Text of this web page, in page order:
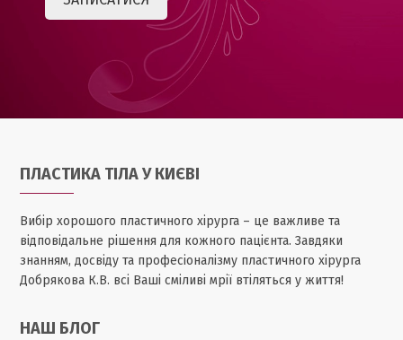
ПЛАСТИКА ТІЛА У КИЄВІ
Вибір хорошого пластичного хірурга – це важливе та
відповідальне рішення для кожного пацієнта. Завдяки
знанням, досвіду та професіоналізму пластичного хірурга
Добрякова К.В. всі Ваші сміливі мрії втіляться у життя!
НАШ БЛОГ